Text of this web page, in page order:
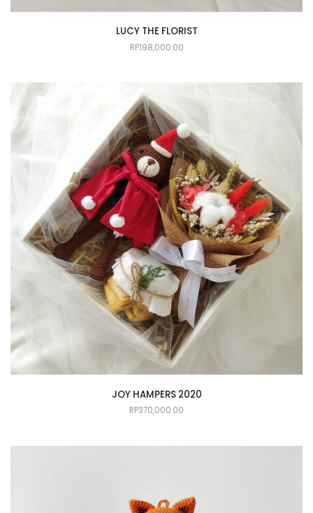
LUCY THE FLORIST
RP198,000.00
JOY HAMPERS 2020
RP370,000.00